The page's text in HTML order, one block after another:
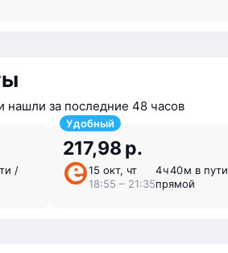
нашли за последние 48 часов
/
Удобный
217,98 р.
15 окт, чт
18:55 – 21:35
4 ⁠ч 40 ⁠м в пути
прямой